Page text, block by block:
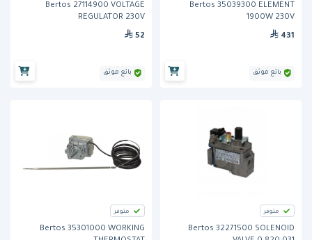
Bertos 35039300 ELEMENT
1900W 230V
431
بائع موثق
Bertos 27114900 VOLTAGE
REGULATOR 230V
52
بائع موثق
متوفر
Bertos 32271500 SOLENOID
متوفر
Bertos 35301000 WORKING